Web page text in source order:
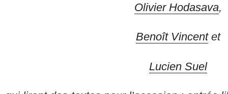
Olivier Hodasava,
Benoît Vincentet
Lucien Suel